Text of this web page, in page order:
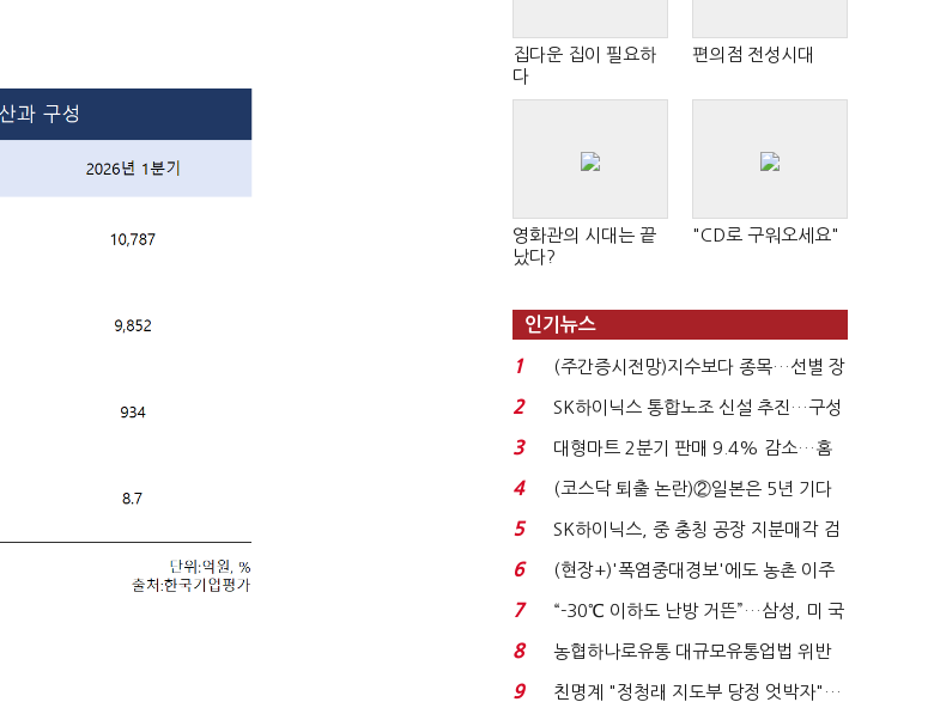
집다운 집이 필요하
다
편의점 전성시대
영화관의 시대는 끝
났다?
"CD로 구워오세요"
인기뉴스
1
(주간증시전망)지수보다 종목…선별 장
세 이어진다...
2
SK하이닉스 통합노조 신설 추진…구성
원간 성과급 불...
3
대형마트 2분기 판매 9.4% 감소…홈
플러스 사태 여파...
4
(코스닥 퇴출 논란)②일본은 5년 기다
려주는데 우리는 ...
5
SK하이닉스, 중 충칭 공장 지분매각 검
토?…“확정된 바...
6
(현장+)'폭염중대경보'에도 농촌 이주
노동자는 강행군…'야...
7
“-30℃ 이하도 난방 거뜬”…삼성, 미 국
립연구소와 개...
8
농협하나로유통 대규모유통업법 위반
적발…공정위, 과...
9
친명계 "정청래 지도부 당정 엇박자"…